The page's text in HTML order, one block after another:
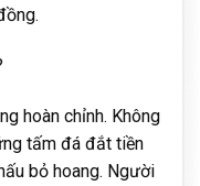
hoàn chỉnh. Không
tấm đá đắt tiền
bỏ hoang. Người